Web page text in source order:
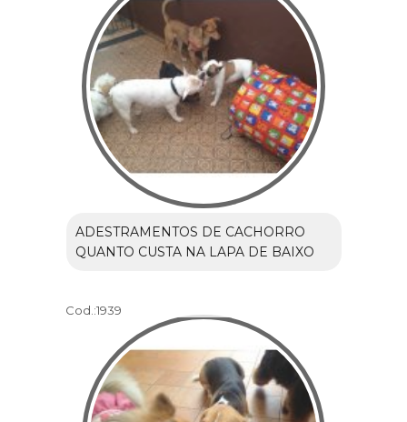
ADESTRAMENTOS DE CACHORRO
QUANTO CUSTA NA LAPA DE BAIXO
Cod.:1939